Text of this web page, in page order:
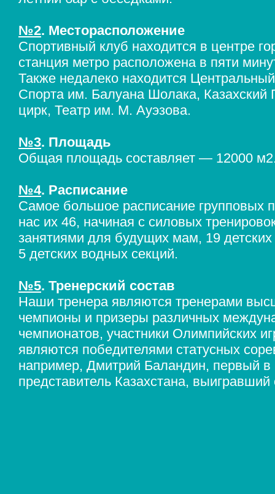
№2. Месторасположение
Спортивный клуб находится в центре
станция метро расположена в пяти
Также недалеко находится
Спорта им. Балуана Шолака, Казахский
цирк, Театр им. М. Ауэзова.
№3. Площадь
Общая площадь составляет — 12000
№4. Расписание
Самое большое расписание групповых
нас их 46, начиная с силовых
занятиями для будущих мам, 19
5 детских водных секций.
№5. Тренерский состав
Наши тренера являются тренерами
чемпионы и призеры различных
чемпионатов, участники Олимпийских
являются победителями статусных
например, Дмитрий Баландин, первый в
представитель Казахстана,